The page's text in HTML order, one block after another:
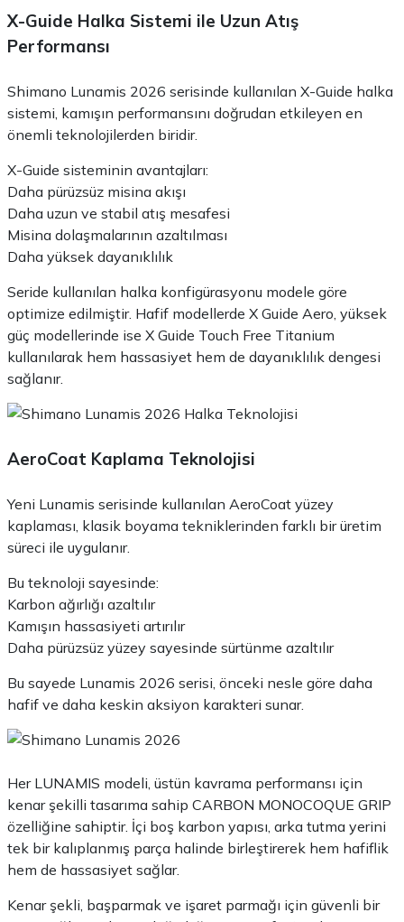
X-Guide Halka Sistemi ile Uzun Atış
Performansı
Shimano Lunamis 2026 serisinde kullanılan X-Guide halka
sistemi, kamışın performansını doğrudan etkileyen en
önemli teknolojilerden biridir.
X-Guide sisteminin avantajları:
Daha pürüzsüz misina akışı
Daha uzun ve stabil atış mesafesi
Misina dolaşmalarının azaltılması
Daha yüksek dayanıklılık
Seride kullanılan halka konfigürasyonu modele göre
optimize edilmiştir. Hafif modellerde X Guide Aero, yüksek
güç modellerinde ise X Guide Touch Free Titanium
kullanılarak hem hassasiyet hem de dayanıklılık dengesi
sağlanır.
AeroCoat Kaplama Teknolojisi
Yeni Lunamis serisinde kullanılan AeroCoat yüzey
kaplaması, klasik boyama tekniklerinden farklı bir üretim
süreci ile uygulanır.
Bu teknoloji sayesinde:
Karbon ağırlığı azaltılır
Kamışın hassasiyeti artırılır
Daha pürüzsüz yüzey sayesinde sürtünme azaltılır
Bu sayede Lunamis 2026 serisi, önceki nesle göre daha
hafif ve daha keskin aksiyon karakteri sunar.
Her LUNAMIS modeli, üstün kavrama performansı için
kenar şekilli tasarıma sahip CARBON MONOCOQUE GRIP
özelliğine sahiptir. İçi boş karbon yapısı, arka tutma yerini
tek bir kalıplanmış parça halinde birleştirerek hem hafiflik
hem de hassasiyet sağlar.
Kenar şekli, başparmak ve işaret parmağı için güvenli bir